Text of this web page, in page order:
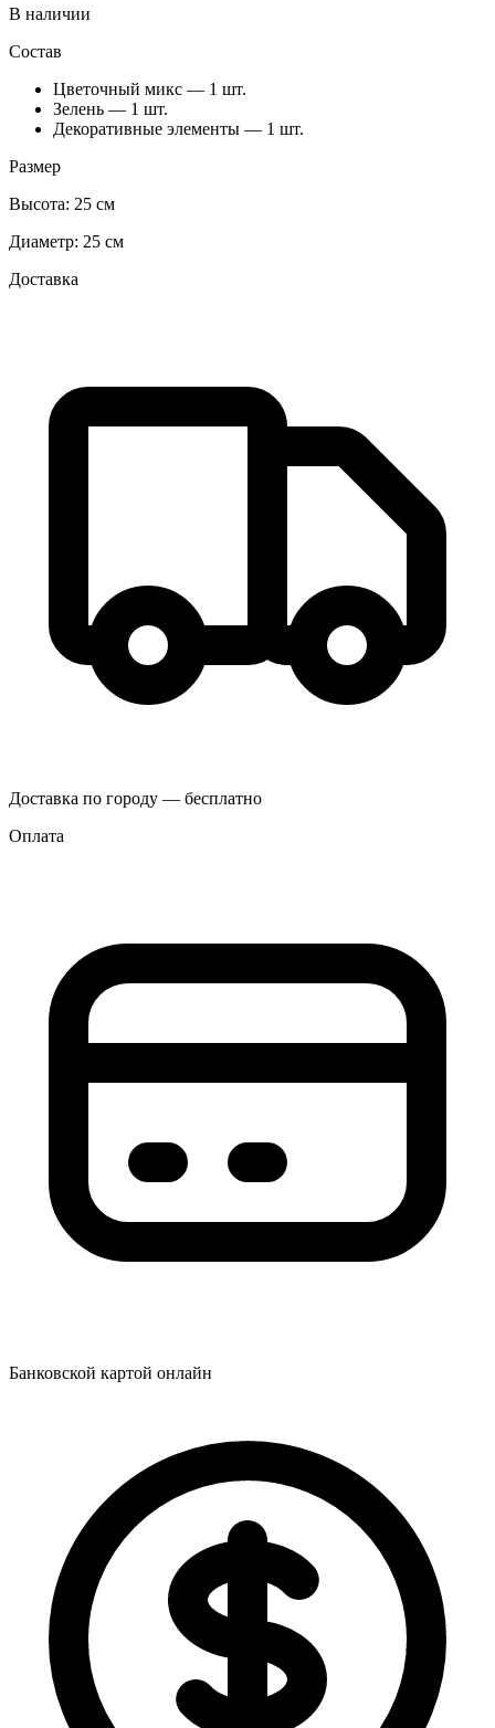
В наличии
Состав
Цветочный микс — 1 шт.
Зелень — 1 шт.
Декоративные элементы — 1 шт.
Размер
Высота: 25 см
Диаметр: 25 см
Доставка
Доставка по городу — бесплатно
Оплата
Банковской картой онлайн